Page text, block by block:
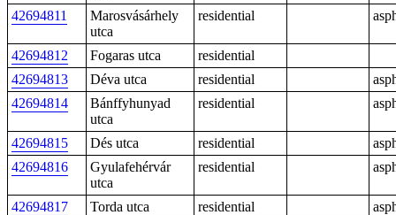
42694811
Marosvásárhely
utca
residential
42694812 Fogaras utca
residential
42694813
Déva utca residential
42694814
Bánffyhunyad
utca
residential
42694815 Dés utca residential
42694816
Gyulafehérvár
utca
residential
42694817 Torda utca residential